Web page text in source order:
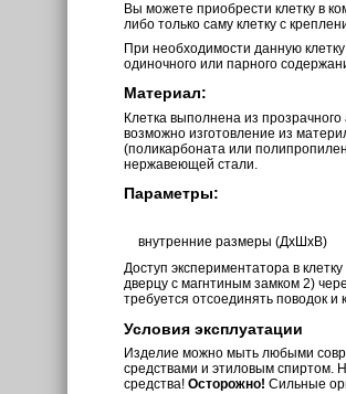
Вы можете приобрести клетку в
либо только саму клетку с
При необходимости данную
одиночного или парного
Материал:
Клетка выполнена из
возможно изготовление из
(поликарбоната или
нержавеющей стали.
Параметры:
внутренние размеры (ДхШхВ)
Доступ экспериментатора в
дверцу с магнтиным замком 2)
требуется отсоединять поводок и
Условия эксплуатации
Изделие можно мыть любыми
средствами и этиловым спиртом.
средства!Осторожно! Сильные